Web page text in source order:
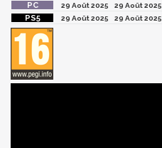
29 Août 2025 29 Août 2025
29 Août 2025
29 Août 2025